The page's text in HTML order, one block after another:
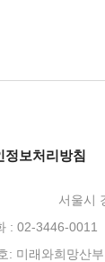
정보처리방침
서울시
: 02-3446-
: 미래와희망산